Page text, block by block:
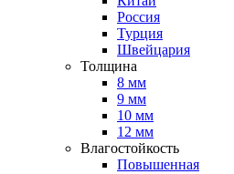
Россия
Турция
Швейцария
Толщина
8 мм
9 мм
10 мм
12 мм
Влагостойкость
Повышенная